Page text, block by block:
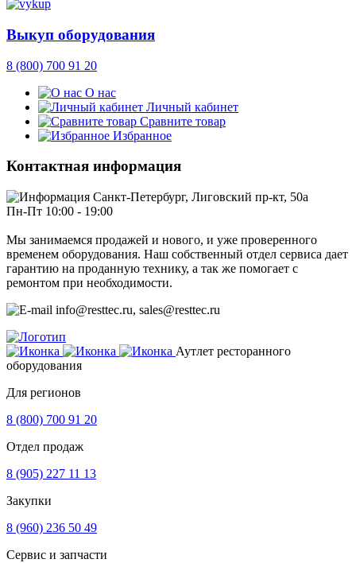
Выкуп оборудования
8 (800) 700 91 20
О нас
Личный кабинет
Сравните товар
Избранное
Контактная информация
Санкт-Петербург, Лиговский пр-кт, 50а
Пн-Пт 10:00 - 19:00
Мы занимаемся продажей и нового, и уже проверенного
временем оборудования. Наш собственный отдел сервиса дает
гарантию на проданную технику, а так же помогает с
ремонтом при необходимости.
info@resttec.ru, sales@resttec.ru
Аутлет ресторанного
оборудования
Для регионов
8 (800) 700 91 20
Отдел продаж
8 (905) 227 11 13
Закупки
8 (960) 236 50 49
Сервис и запчасти